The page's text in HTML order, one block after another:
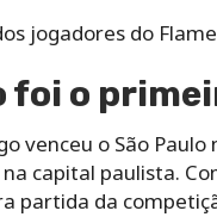
jogadores do
foi o
venceu o São
capital paulista.
partida da